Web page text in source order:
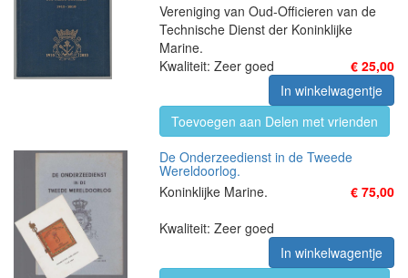
Vereniging van Oud-Officieren van de
Technische Dienst der Koninklijke
Marine.
€ 25,00
Kwaliteit: Zeer goed
In winkelwagentje
Toevoegen aan Delen met vrienden
De Onderzeedienst in de Tweede
Wereldoorlog.
Koninklijke Marine.
€ 75,00
Kwaliteit: Zeer goed
In winkelwagentje